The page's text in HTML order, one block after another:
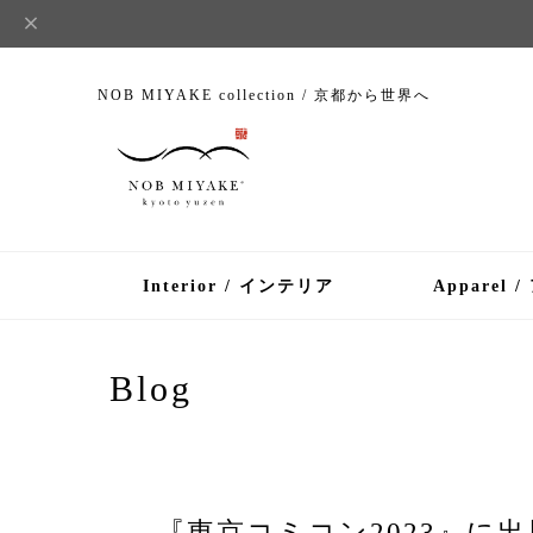
NOB MIYAKE collection / 京都から世界へ
Interior / インテリア Apparel /
Blog